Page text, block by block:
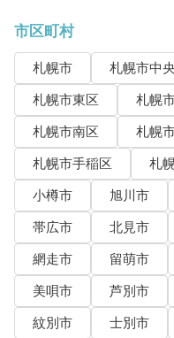
市区町村
札幌市 札幌市中
札幌市東区
札幌
札幌市南区
札幌
札幌市手稲区
札
小樽市
旭川市
帯広市
北見市
網走市
留萌市
美唄市
芦別市
紋別市
士別市